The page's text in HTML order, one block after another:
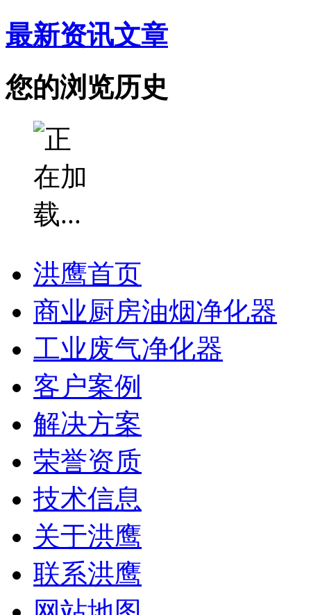
最新资讯文章
您的浏览历史
洪鹰首页
商业厨房油烟净化器
工业废气净化器
客户案例
解决方案
荣誉资质
技术信息
关于洪鹰
联系洪鹰